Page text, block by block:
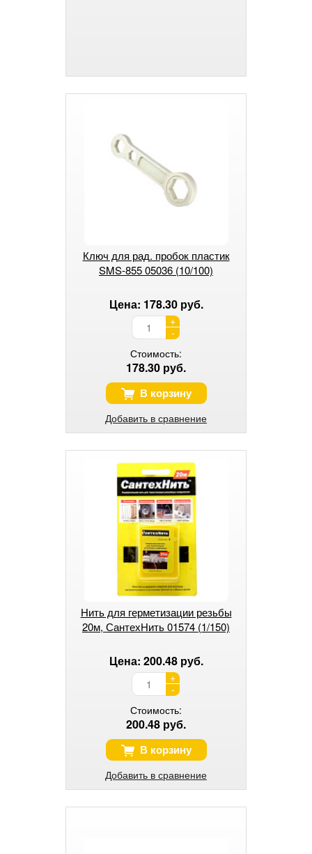
Ключ для рад. пробок пластик
SMS-855 05036 (10/100)
Цена: 178.30 руб.
+
-
Стоимость:
178.30 руб.
В корзину
Добавить в сравнение
Нить для герметизации резьбы
20м, СантехНить 01574 (1/150)
Цена: 200.48 руб.
+
-
Стоимость:
200.48 руб.
В корзину
Добавить в сравнение